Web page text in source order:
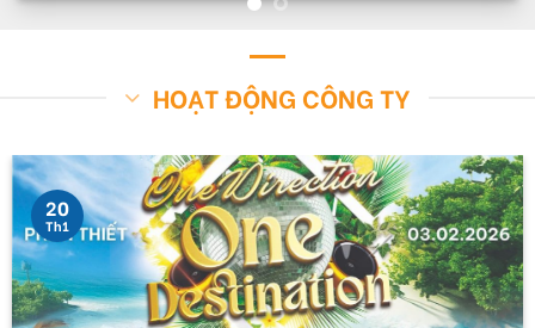
HOẠT ĐỘNG CÔNG TY
20
Th1